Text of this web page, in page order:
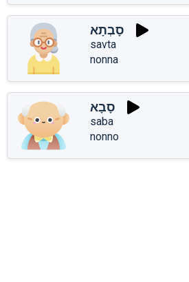
סָבְתָא
savta
nonna
סָבָא
saba
nonno